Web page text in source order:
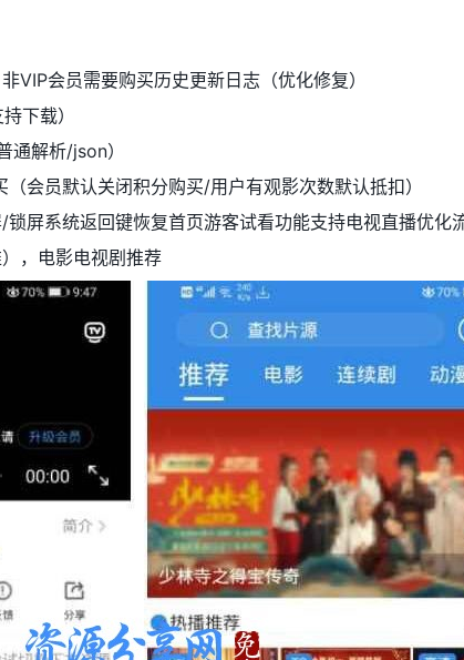
VIP会员需要购买历史更新日志（优化修复）
下载）
通解析/json）
会员默认关闭积分购买/用户有观影次数默认抵扣）
屏系统返回键恢复首页游客试看功能支持电视直播优化
，电影电视剧推荐